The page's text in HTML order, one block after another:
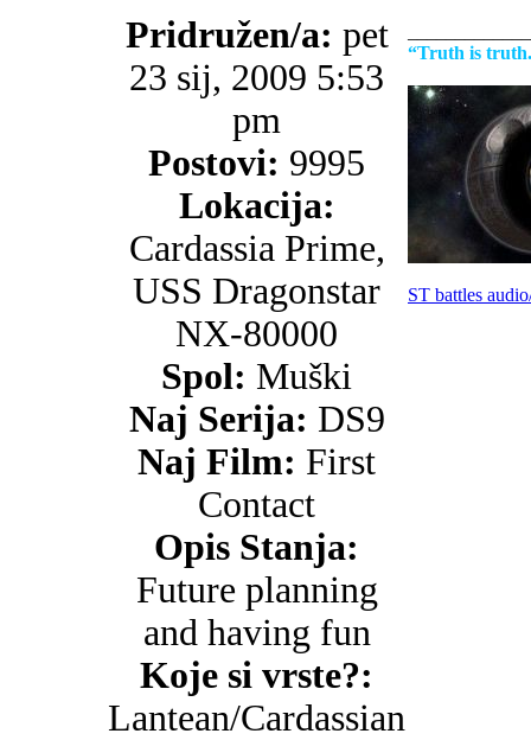
Pridružen/a: pet
23 sij, 2009 5:53
pm
Postovi: 9995
Lokacija:
Cardassia Prime,
USS Dragonstar
NX-80000
Spol: Muški
Naj Serija: DS9
Naj Film: First
Contact
Opis Stanja:
Future planning
and having fun
Koje si vrste?:
Lantean/Cardassian
“Truth is
ST battles